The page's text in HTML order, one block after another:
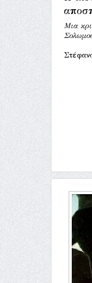
Μια